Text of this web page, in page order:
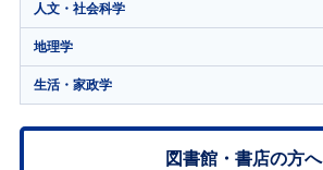
人文・社会科学
地理学
生活・家政学
図書館・書店の方へ